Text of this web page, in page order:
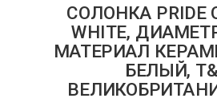
СОЛОНКА PRIDE
WHITE,
МАТЕРИАЛ
БЕЛЫЙ,